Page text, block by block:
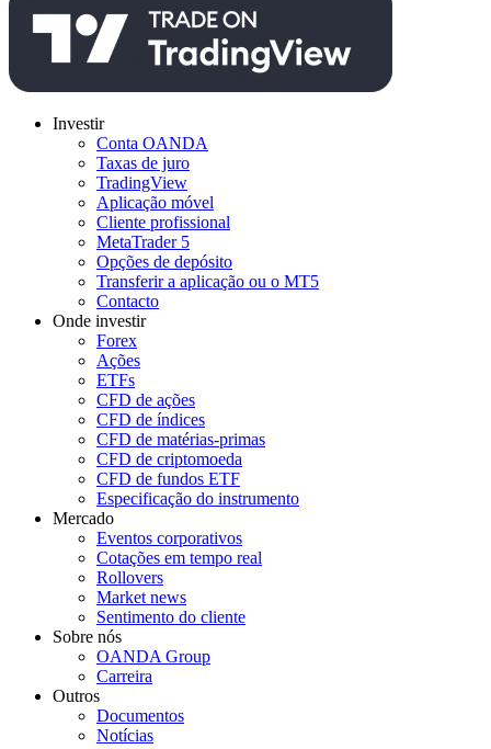
Investir
Conta OANDA
Taxas de juro
TradingView
Aplicação móvel
Cliente profissional
MetaTrader 5
Opções de depósito
Transferir a aplicação ou o MT5
Contacto
Onde investir
Forex
Ações
ETFs
CFD de ações
CFD de índices
CFD de matérias-primas
CFD de criptomoeda
CFD de fundos ETF
Especificação do instrumento
Mercado
Eventos corporativos
Cotações em tempo real
Rollovers
Market news
Sentimento do cliente
Sobre nós
OANDA Group
Carreira
Outros
Documentos
Notícias